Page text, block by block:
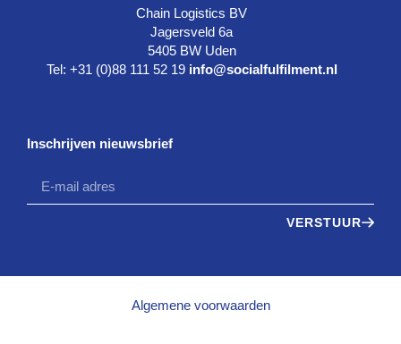
Chain Logistics BV
Jagersveld 6a
5405 BW Uden
Tel: +31 (0)88 111 52 19 info@socialfulfilment.nl
Inschrijven nieuwsbrief
VERSTUUR
Algemene voorwaarden